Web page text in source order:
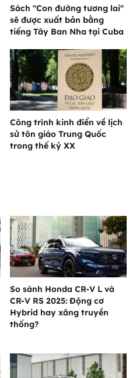
Sách "Con đường tương lai"
sẽ được xuất bản bằng
tiếng Tây Ban Nha tại Cuba
Công trình kinh điển về lịch
sử tôn giáo Trung Quốc
trong thế kỷ XX
So sánh Honda CR-V L và
CR-V RS 2025: Động cơ
Hybrid hay xăng truyền
thống?